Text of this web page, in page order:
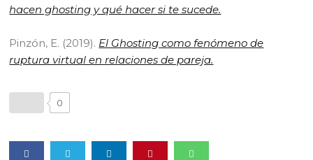
hacen ghosting y qué hacer si te sucede.
Pinzón, E. (2019). El Ghosting como fenómeno de
ruptura virtual en relaciones de pareja.
0